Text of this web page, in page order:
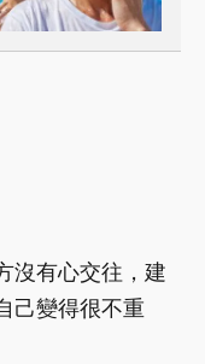
沒有心交往，建
己變得很不重